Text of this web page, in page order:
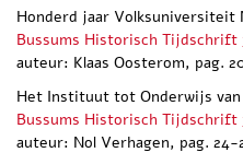
Honderd jaar Volksuniversiteit
Bussums Historisch Tijdschrift
auteur: Klaas Oosterom, pag.
Het Instituut tot Onderwijs
Bussums Historisch Tijdschrift
auteur: Nol Verhagen, pag. 24-